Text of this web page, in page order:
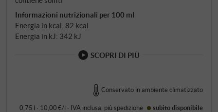
Informazioni nutrizionali per 100 ml
Energia in kcal: 82 kcal
Energia in kJ: 342 kJ
SCOPRI DI PIÙ
Conservato in ambiente climatizzato
0,75 l · 10,00 €/l · IVA inclusa , piùspedizione subito disponibile